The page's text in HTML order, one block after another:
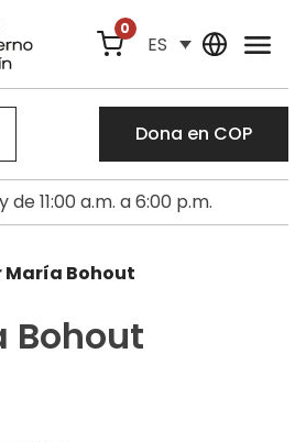
0
ES
Dona en COP
11:00 a.m. a 6:00 p.m.
María Bohout
Bohout